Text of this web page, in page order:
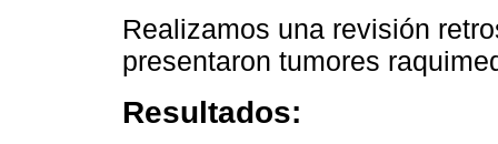
Realizamos una revisión
presentaron tumores
Resultados: